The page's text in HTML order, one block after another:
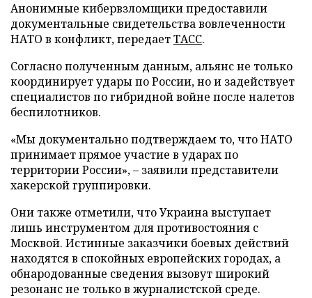
Анонимные кибервзломщики предоставили
документальные свидетельства вовлеченности
НАТО в конфликт, передаетТАСС.
Согласно полученным данным, альянс не только
координирует удары по России, но и задействует
специалистов по гибридной войне после налетов
беспилотников.
«Мы документально подтверждаем то, что НАТО
принимает прямое участие в ударах по
территории России», – заявили представители
хакерской группировки.
Они также отметили, что Украина выступает
лишь инструментом для противостояния с
Москвой. Истинные заказчики боевых действий
находятся в спокойных европейских городах, а
обнародованные сведения вызовут широкий
резонанс не только в журналистской среде.